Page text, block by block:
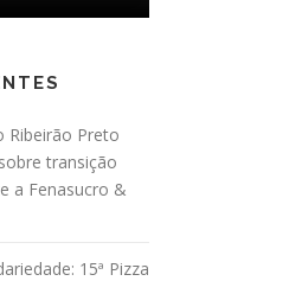
Ribeirão Preto
transição
a Fenasucro &
15ª Pizza